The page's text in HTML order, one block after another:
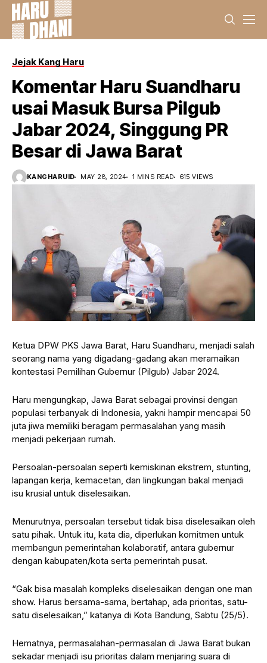
Jejak Kang Haru
Komentar Haru Suandharu
usai Masuk Bursa Pilgub
Jabar 2024, Singgung PR
Besar di Jawa Barat
KANGHARUID MAY 28, 2024 1 MINS READ 615 VIEWS
Ketua DPW PKS Jawa Barat, Haru Suandharu, menjadi salah
seorang nama yang digadang-gadang akan meramaikan
kontestasi Pemilihan Gubernur (Pilgub) Jabar 2024.
Haru mengungkap, Jawa Barat sebagai provinsi dengan
populasi terbanyak di Indonesia, yakni hampir mencapai 50
juta jiwa memiliki beragam permasalahan yang masih
menjadi pekerjaan rumah.
Persoalan-persoalan seperti kemiskinan ekstrem, stunting,
lapangan kerja, kemacetan, dan lingkungan bakal menjadi
isu krusial untuk diselesaikan.
Menurutnya, persoalan tersebut tidak bisa diselesaikan oleh
satu pihak. Untuk itu, kata dia, diperlukan komitmen untuk
membangun pemerintahan kolaboratif, antara gubernur
dengan kabupaten/kota serta pemerintah pusat.
“Gak bisa masalah kompleks diselesaikan dengan one man
show. Harus bersama-sama, bertahap, ada prioritas, satu-
satu diselesaikan,” katanya di Kota Bandung, Sabtu (25/5).
Hematnya, permasalahan-permasalan di Jawa Barat bukan
sekadar menjadi isu prioritas dalam menjaring suara di